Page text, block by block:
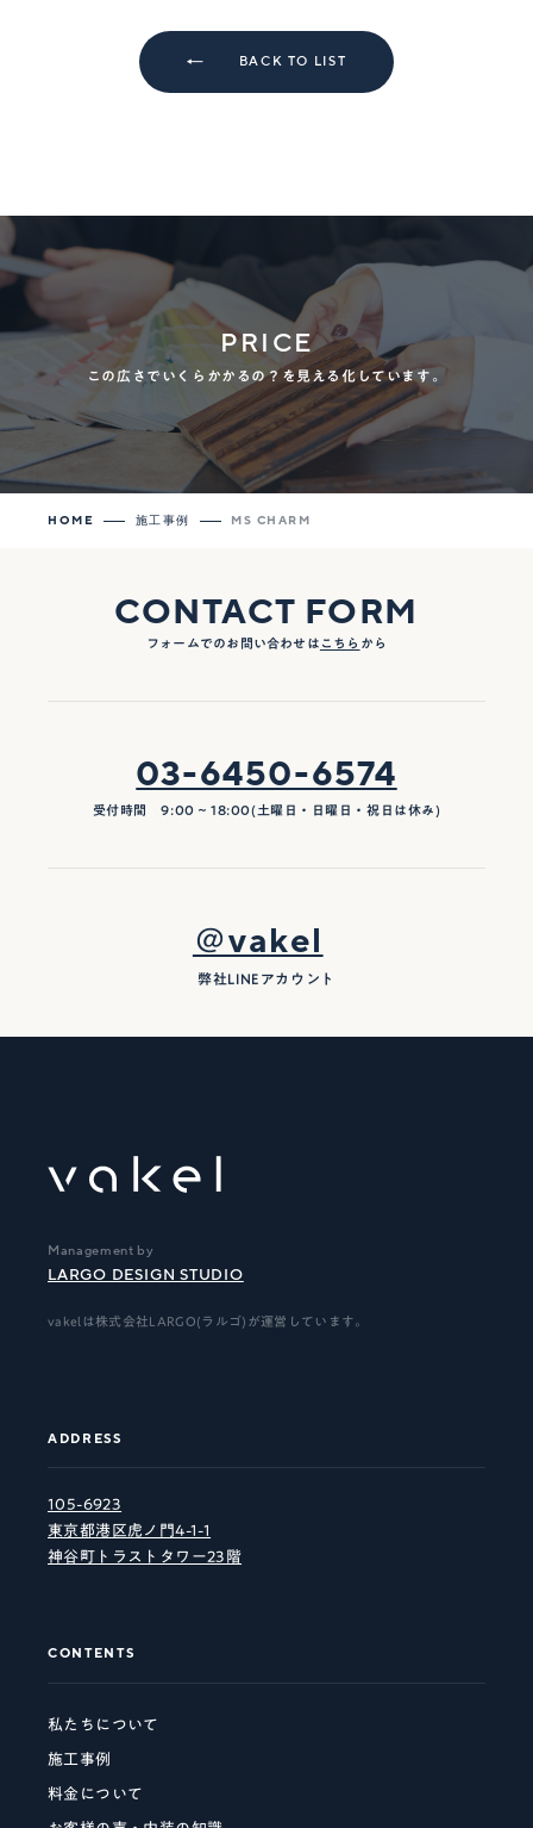
BACK TO LIST
PRICE
この広さでいくらかかるの？を見える化しています。
HOME 施工事例 MS CHARM
CONTACT FORM
フォームでのお問い合わせは こちら から
03-6450-6574
受付時間 9:00 ~ 18:00(土曜日・日曜日・祝日は休み)
＠vakel
弊社LINEアカウント
Management by
LARGO DESIGN STUDIO
vakelは株式会社LARGO(ラルゴ)が運営しています。
ADDRESS
105-6923
東京都港区虎ノ門4-1-1
神谷町トラストタワー23階
CONTENTS
私たちについて
施工事例
料金について